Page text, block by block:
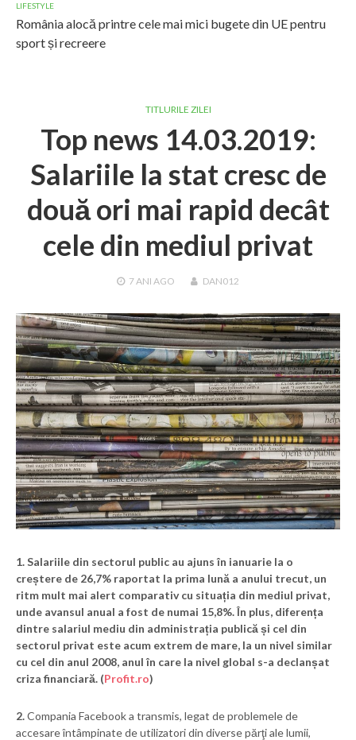
LIFESTYLE
România alocă printre cele mai mici bugete din UE pentru
sport și recreere
TITLURILE ZILEI
Top news 14.03.2019:
Salariile la stat cresc de
două ori mai rapid decât
cele din mediul privat
7 ANI AGO DAN012
1.Salariile din sectorul public au ajuns în ianuarie la o
creștere de 26,7% raportat la prima lună a anului trecut, un
ritm mult mai alert comparativ cu situația din mediul privat,
unde avansul anual a fost de numai 15,8%. În plus, diferența
dintre salariul mediu din administrația publică și cel din
sectorul privat este acum extrem de mare, la un nivel similar
cu cel din anul 2008, anul în care la nivel global s-a declanșat
criza financiară. (Profit.ro)
2.Compania Facebook a transmis, legat de problemele de
accesare întâmpinate de utilizatori din diverse părţi ale lumii,